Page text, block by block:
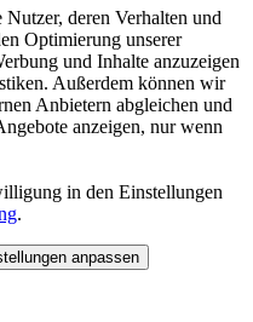
deren Verhalten und
Optimierung unserer
und Inhalte anzuzeigen
Außerdem können wir
Anbietern abgleichen und
anzeigen, nur wenn
in den Einstellungen
.
anpassen